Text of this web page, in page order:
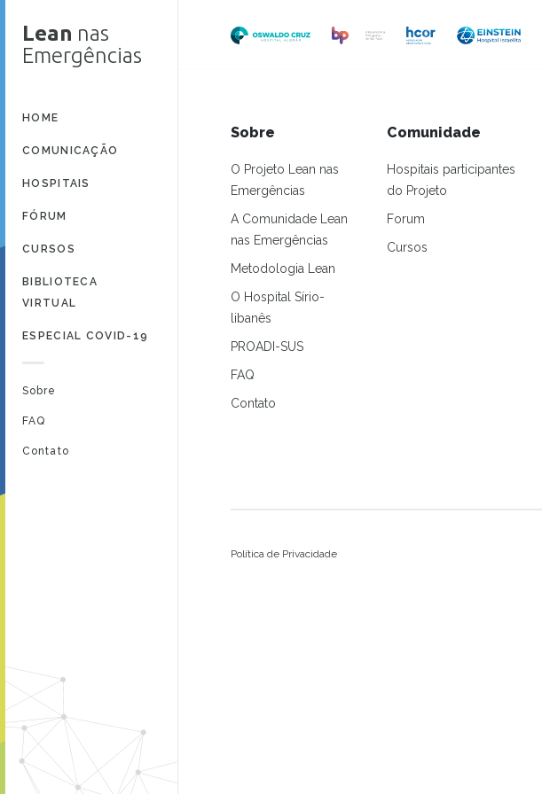
Lean nas
Emergências
HOME
COMUNICAÇÃO
HOSPITAIS
FÓRUM
CURSOS
BIBLIOTECA
VIRTUAL
ESPECIAL COVID-19
Sobre
FAQ
Contato
Sobre
O Projeto Lean nas
Emergências
A Comunidade Lean
nas Emergências
Metodologia Lean
O Hospital Sírio-
libanês
PROADI-SUS
FAQ
Contato
Comunidade
Hospitais participantes
do Projeto
Forum
Cursos
Política de Privacidade